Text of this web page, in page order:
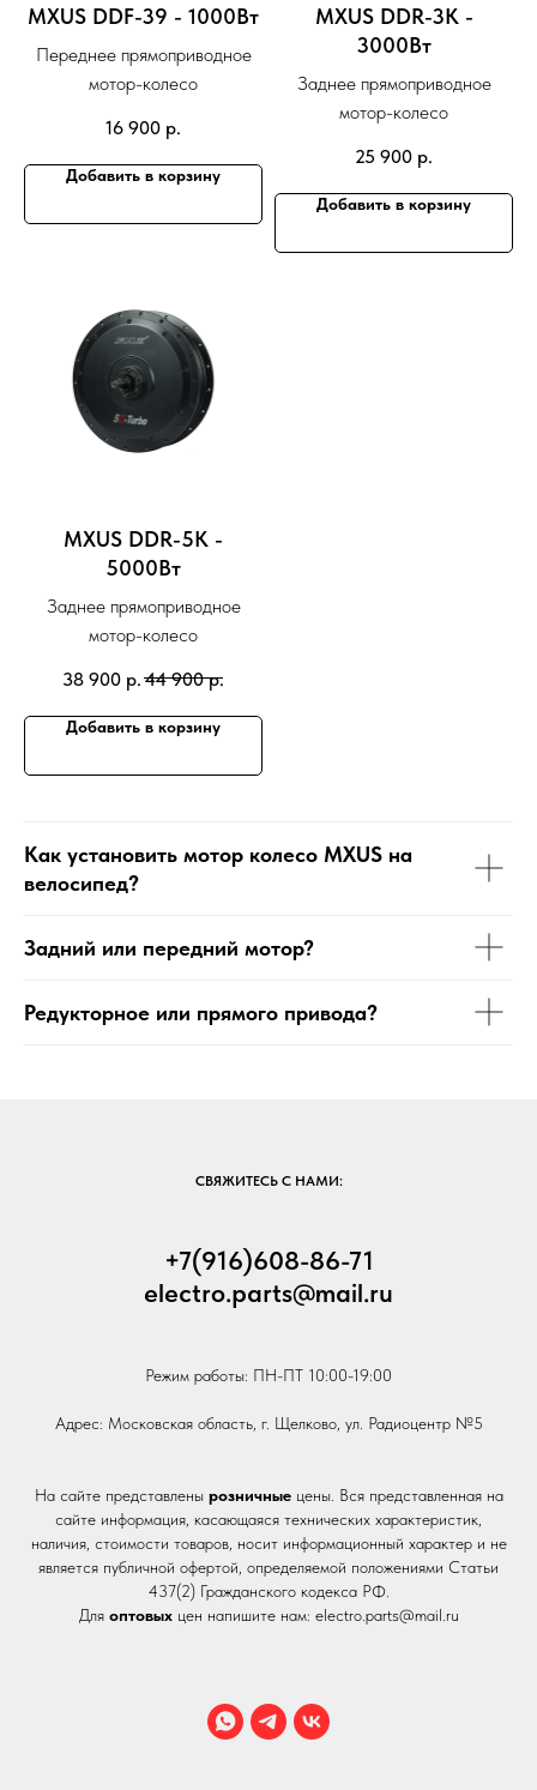
MXUS DDF-39 - 1000Вт
Переднее прямоприводное
мотор-колесо
16 900 р.
Добавить в корзину
MXUS DDR-3K -
3000Вт
Заднее прямоприводное
мотор-колесо
25 900 р.
Добавить в корзину
MXUS DDR-5K -
5000Вт
Заднее прямоприводное
мотор-колесо
38 900 р. 44 900 р.
Добавить в корзину
Как установить мотор колесо MXUS на
велосипед?
Задний или передний мотор?
Редукторное или прямого привода?
СВЯЖИТЕСЬ С НАМИ:
+7(916)608-86-71
electro.parts@mail.ru
Режим работы: ПН-ПТ 10:00-19:00
Адрес: Московская область, г. Щелково, ул. Радиоцентр №5
На сайте представлены розничныецены. Вся представленная на
сайте информация, касающаяся технических характеристик,
наличия, стоимости товаров, носит информационный характер и не
является публичной офертой, определяемой положениями Статьи
437(2) Гражданского кодекса РФ.
Для оптовыхцен напишите нам: electro.parts@mail.ru